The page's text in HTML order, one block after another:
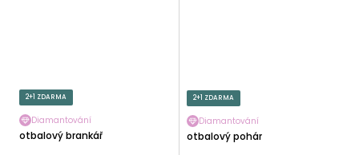
2+1 ZDARMA
Diamantování
Fotbalový brankář
2+1 ZDARMA
Diamantování
Fotbalový pohár